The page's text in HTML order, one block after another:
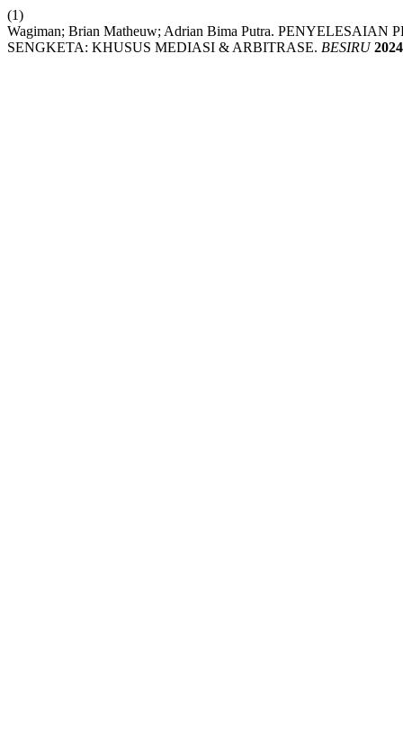
(1)
Wagiman; Brian Matheuw; Adrian Bima Putra.
SENGKETA: KHUSUS MEDIASI & ARBITRASE. BESIRU 2024